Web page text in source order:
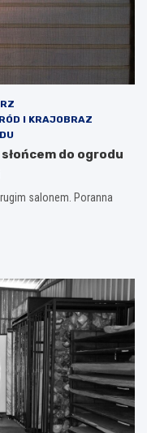
I KRAJOBRAZ
do ogrodu
salonem. Poranna